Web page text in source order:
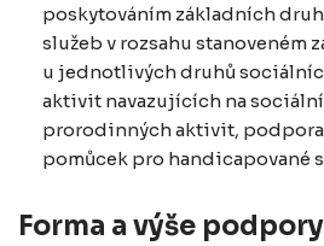
poskytováním základních
služeb v rozsahu stanoveném
u jednotlivých druhů
aktivit navazujících na
prorodinných aktivit,
pomůcek pro handicapované
Forma a výše